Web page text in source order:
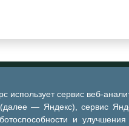
использует сервис веб-
— Яндекс), сервис
и